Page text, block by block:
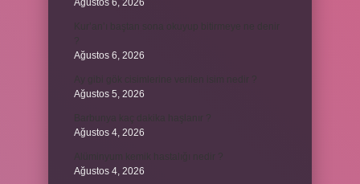
Ağustos 6, 2026
Ağustos 6, 2026
Ağustos 5, 2026
Ağustos 4, 2026
Ağustos 4, 2026